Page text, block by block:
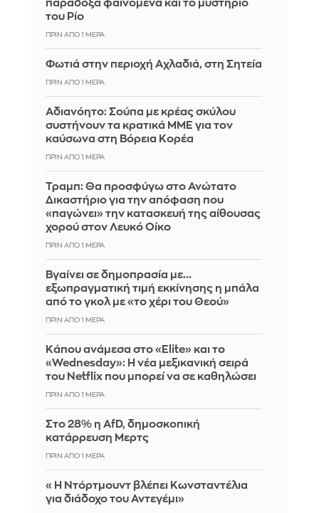
παράδοξα φαινόμενα και το μυστήριο
του Ρίο
ΠΡΙΝ ΑΠΌ 1 ΜΈΡΑ
Φωτιά στην περιοχή Αχλαδιά, στη Σητεία
ΠΡΙΝ ΑΠΌ 1 ΜΈΡΑ
Αδιανόητο: Σούπα με κρέας σκύλου
συστήνουν τα κρατικά ΜΜΕ για τον
καύσωνα στη Βόρεια Κορέα
ΠΡΙΝ ΑΠΌ 1 ΜΈΡΑ
Τραμπ: Θα προσφύγω στο Ανώτατο
Δικαστήριο για την απόφαση που
«παγώνει» την κατασκευή της αίθουσας
χορού στον Λευκό Οίκο
ΠΡΙΝ ΑΠΌ 1 ΜΈΡΑ
Βγαίνει σε δημοπρασία με...
εξωπραγματική τιμή εκκίνησης η μπάλα
από το γκολ με «το χέρι του Θεού»
ΠΡΙΝ ΑΠΌ 1 ΜΈΡΑ
Κάπου ανάμεσα στο «Elite» και το
«Wednesday»: Η νέα μεξικανική σειρά
του Netflix που μπορεί να σε καθηλώσει
ΠΡΙΝ ΑΠΌ 1 ΜΈΡΑ
Στο 28% η AfD, δημοσκοπική
κατάρρευση Μερτς
ΠΡΙΝ ΑΠΌ 1 ΜΈΡΑ
«Η Ντόρτμουντ βλέπει Κωνσταντέλια
για διάδοχο του Αντεγέμι»